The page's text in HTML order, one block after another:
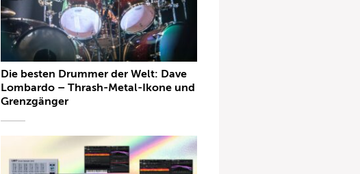
Die besten Drummer der Welt: Dave
Lombardo – Thrash-Metal-Ikone und
Grenzgänger